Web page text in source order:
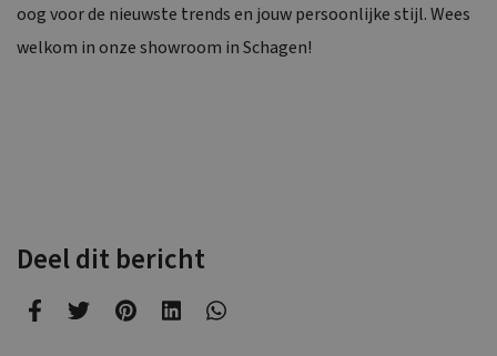
oog voor de nieuwste trends en jouw persoonlijke stijl. Wees
welkom in onze showroom in Schagen!
Deel dit bericht